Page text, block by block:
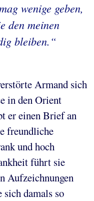
wenige geben,
den meinen
bleiben.“
Armand sich
in den Orient
er einen Brief an
freundliche
und hoch
führt sie
Aufzeichnungen
damals so